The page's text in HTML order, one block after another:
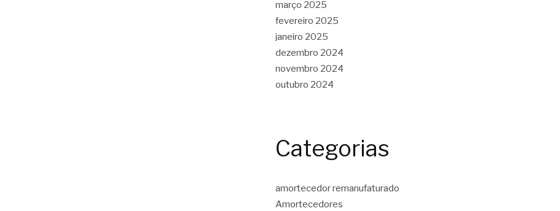
março 2025
fevereiro 2025
janeiro 2025
dezembro 2024
novembro 2024
outubro 2024
Categorias
amortecedor remanufaturado
Amortecedores